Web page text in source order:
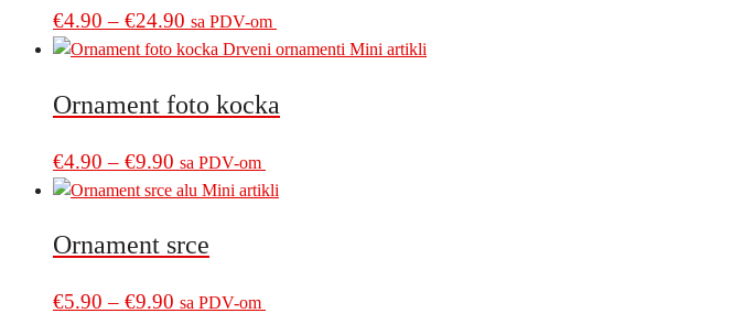
€4.90 – €24.90 Price
range:
through
sa PDV-om
product
Ornament foto kocka
€4.90 – €9.90 Price
range:
through
sa PDV-om
Ornament srce
€5.90 – €9.90 Price
sa PDV-om